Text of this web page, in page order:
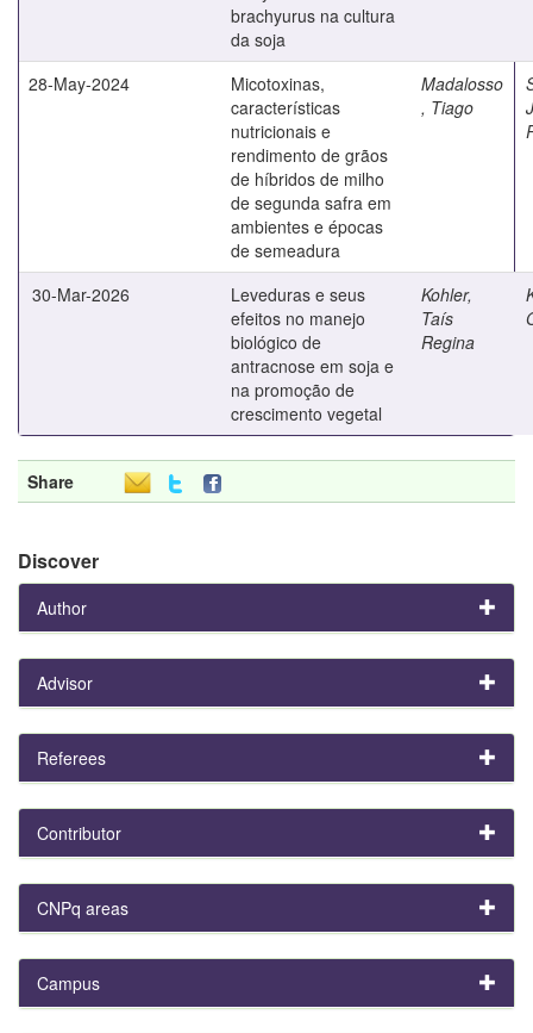
brachyurus na cultura
da soja
28-May-2024
Micotoxinas,
características
nutricionais e
rendimento de grãos
de híbridos de milho
de segunda safra em
ambientes e épocas
de semeadura
Madalosso
, Tiago
30-Mar-2026
Leveduras e seus
efeitos no manejo
biológico de
antracnose em soja e
na promoção de
crescimento vegetal
Kohler,
Taís
Regina
Share
Discover
Author
Advisor
Referees
Contributor
CNPq areas
Campus